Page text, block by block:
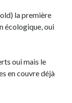
la première
écologique, oui
oui mais le
en couvre déjà